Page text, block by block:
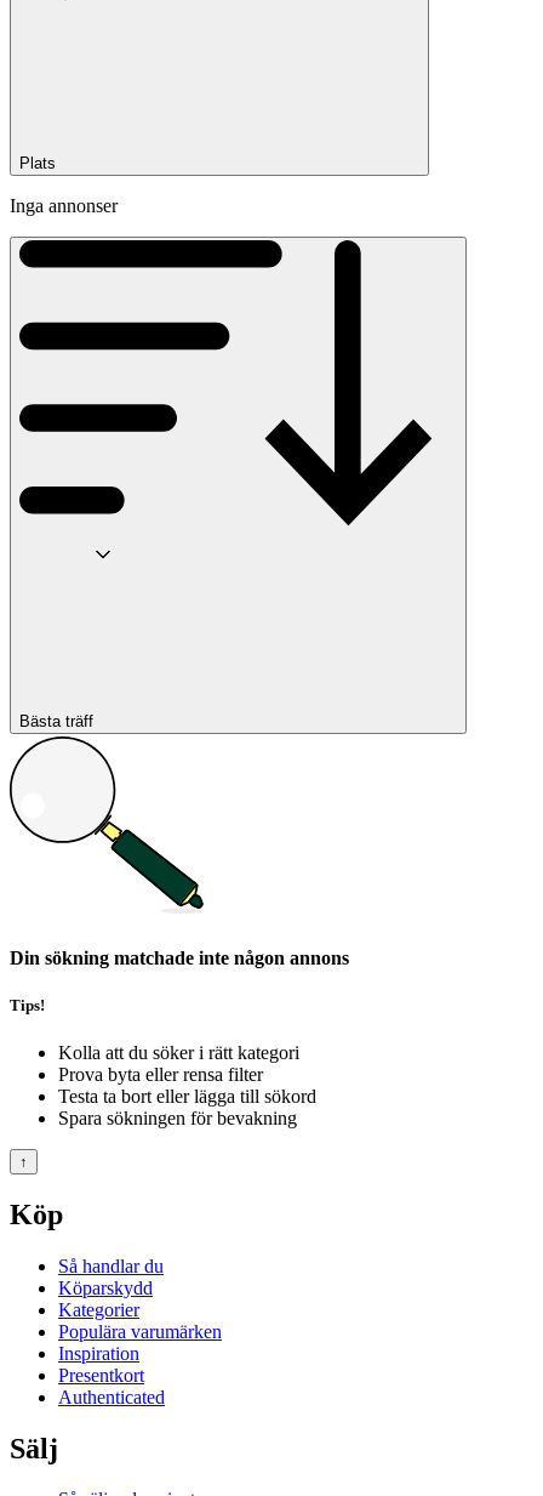
Plats
Inga annonser
Bästa träff
Din sökning matchade inte någon annons
Tips!
Kolla att du söker i rätt kategori
Prova byta eller rensa filter
Testa ta bort eller lägga till sökord
Spara sökningen för bevakning
↑
Köp
Så handlar du
Köparskydd
Kategorier
Populära varumärken
Inspiration
Presentkort
Authenticated
Sälj